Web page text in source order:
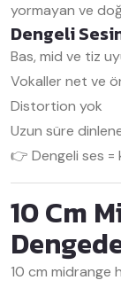
yormayan ve
Dengeli
Bas, mid ve tiz
Vokaller net ve
Distortion yok
Uzun süre
👉 Dengeli ses =
10 Cm
10 cm midrange